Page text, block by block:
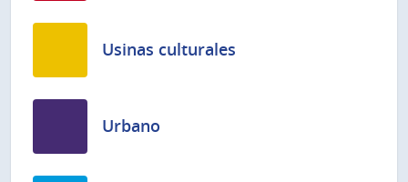
Usinas culturales
Urbano